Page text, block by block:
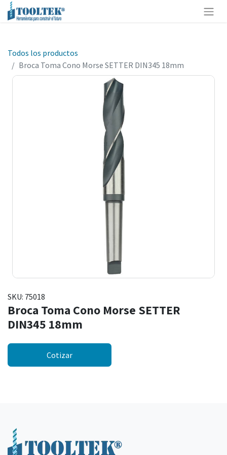
Todos los productos
Broca Toma Cono Morse SETTER DIN345 18mm
SKU: 75018
Broca Toma Cono Morse SETTER
DIN345 18mm
Cotizar